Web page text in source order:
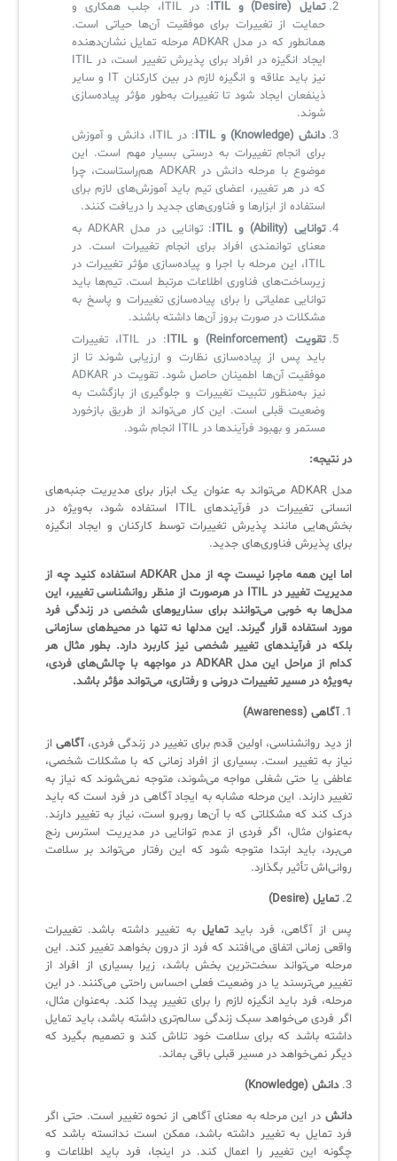
تمایل (Desire) و ITIL
: در ITIL، جلب همکاری و
حمایت از تغییرات برای موفقیت آن‌ها حیاتی است.
همانطور که در مدل ADKAR مرحله تمایل نشان‌دهنده
ایجاد انگیزه در افراد برای پذیرش تغییر است، در ITIL
نیز باید علاقه و انگیزه لازم در بین کارکنان IT و سایر
ذینفعان ایجاد شود تا تغییرات به‌طور مؤثر پیاده‌سازی
شوند.
دانش (Knowledge) و ITIL
: در ITIL، دانش و آموزش
برای انجام تغییرات به درستی بسیار مهم است. این
موضوع با مرحله دانش در ADKAR هم‌راستاست، چرا
که در هر تغییر، اعضای تیم باید آموزش‌های لازم برای
استفاده از ابزارها و فناوری‌های جدید را دریافت کنند.
توانایی (Ability) و ITIL
: توانایی در مدل ADKAR به
معنای توانمندی افراد برای انجام تغییرات است. در
ITIL، این مرحله با اجرا و پیاده‌سازی مؤثر تغییرات در
زیرساخت‌های فناوری اطلاعات مرتبط است. تیم‌ها باید
توانایی عملیاتی را برای پیاده‌سازی تغییرات و پاسخ به
مشکلات در صورت بروز آن‌ها داشته باشند.
تقویت (Reinforcement) و ITIL
: در ITIL، تغییرات
باید پس از پیاده‌سازی نظارت و ارزیابی شوند تا از
موفقیت آن‌ها اطمینان حاصل شود. تقویت در ADKAR
نیز به‌منظور تثبیت تغییرات و جلوگیری از بازگشت به
وضعیت قبلی است. این کار می‌تواند از طریق بازخورد
مستمر و بهبود فرآیندها در ITIL انجام شود.
در نتیجه:
مدل ADKAR می‌تواند به عنوان یک ابزار برای مدیریت جنبه‌های
انسانی تغییرات در فرآیندهای ITIL استفاده شود، به‌ویژه در
بخش‌هایی مانند پذیرش تغییرات توسط کارکنان و ایجاد انگیزه
برای پذیرش فناوری‌های جدید.
اما این همه ماجرا نیست چه از مدل ADKAR استفاده کنید چه از
مدیریت تغییر در ITIL در هرصورت از منظر روانشناسی تغییر، این
مدل‌ها به خوبی می‌توانند برای سناریوهای شخصی در زندگی فرد
مورد استفاده قرار گیرند. این مدلها نه تنها در محیط‌های سازمانی
بلکه در فرآیندهای تغییر شخصی نیز کاربرد دارد. بطور مثال هر
کدام از مراحل این مدل ADKAR در مواجهه با چالش‌های فردی،
به‌ویژه در مسیر تغییرات درونی و رفتاری، می‌تواند مؤثر باشد.
1. آگاهی (Awareness)
از دید روانشناسی، اولین قدم برای تغییر در زندگی فردی،آگاهیاز
نیاز به تغییر است. بسیاری از افراد زمانی که با مشکلات شخصی،
عاطفی یا حتی شغلی مواجه می‌شوند، متوجه نمی‌شوند که نیاز به
تغییر دارند. این مرحله مشابه به ایجاد آگاهی در فرد است که باید
درک کند که مشکلاتی که با آن‌ها روبرو است، نیاز به تغییر دارند.
به‌عنوان مثال، اگر فردی از عدم توانایی در مدیریت استرس رنج
می‌برد، باید ابتدا متوجه شود که این رفتار می‌تواند بر سلامت
روانی‌اش تأثیر بگذارد.
2. تمایل (Desire)
پس از آگاهی، فرد بایدتمایل به تغییر داشته باشد. تغییرات
واقعی زمانی اتفاق می‌افتند که فرد از درون بخواهد تغییر کند. این
مرحله می‌تواند سخت‌ترین بخش باشد، زیرا بسیاری از افراد از
تغییر می‌ترسند یا در وضعیت فعلی احساس راحتی می‌کنند. در این
مرحله، فرد باید انگیزه لازم را برای تغییر پیدا کند. به‌عنوان مثال،
اگر فردی می‌خواهد سبک زندگی سالم‌تری داشته باشد، باید تمایل
داشته باشد که برای سلامت خود تلاش کند و تصمیم بگیرد که
دیگر نمی‌خواهد در مسیر قبلی باقی بماند.
3. دانش (Knowledge)
دانش در این مرحله به معنای آگاهی از نحوه تغییر است. حتی اگر
فرد تمایل به تغییر داشته باشد، ممکن است ندانسته باشد که
چگونه این تغییر را اعمال کند. در اینجا، فرد باید اطلاعات و